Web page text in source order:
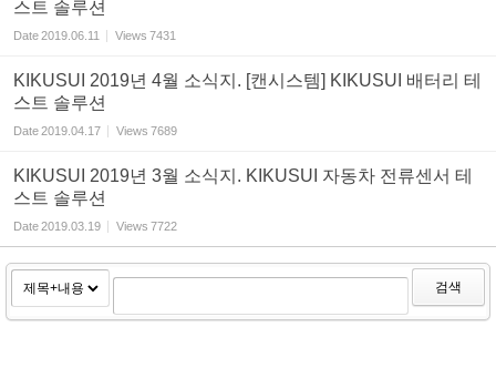
스트 솔루션
Date2019.06.11 Views 7431
KIKUSUI 2019년 4월 소식지. [캔시스템] KIKUSUI 배터리 테
스트 솔루션
Date2019.04.17 Views 7689
KIKUSUI 2019년 3월 소식지. KIKUSUI 자동차 전류센서 테
스트 솔루션
Date2019.03.19 Views 7722
검색